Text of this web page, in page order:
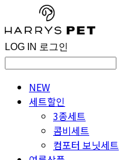
LOG IN 로그인
NEW
세트할인
3종세트
콤비세트
컴포터 보닛세트